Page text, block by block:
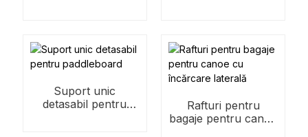
Suport unic
detasabil pentru
Rafturi pentru
bagaje pentru canoe